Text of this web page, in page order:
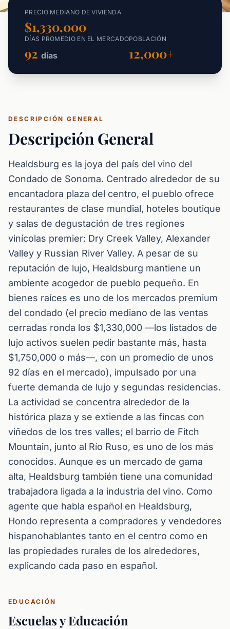
PRECIO MEDIANO DE VIVIENDA
$1,330,000
DÍAS PROMEDIO EN EL MERCADO
92 días
POBLACIÓN
12,000+
DESCRIPCIÓN GENERAL
Descripción General
Healdsburg es la joya del país del vino del
Condado de Sonoma. Centrado alrededor de su
encantadora plaza del centro, el pueblo ofrece
restaurantes de clase mundial, hoteles boutique
y salas de degustación de tres regiones
vinícolas premier: Dry Creek Valley, Alexander
Valley y Russian River Valley. A pesar de su
reputación de lujo, Healdsburg mantiene un
ambiente acogedor de pueblo pequeño. En
bienes raíces es uno de los mercados premium
del condado (el precio mediano de las ventas
cerradas ronda los $1,330,000 —los listados de
lujo activos suelen pedir bastante más, hasta
$1,750,000 o más—, con un promedio de unos
92 días en el mercado), impulsado por una
fuerte demanda de lujo y segundas residencias.
La actividad se concentra alrededor de la
histórica plaza y se extiende a las fincas con
viñedos de los tres valles; el barrio de Fitch
Mountain, junto al Río Ruso, es uno de los más
conocidos. Aunque es un mercado de gama
alta, Healdsburg también tiene una comunidad
trabajadora ligada a la industria del vino. Como
agente que habla español en Healdsburg,
Hondo representa a compradores y vendedores
hispanohablantes tanto en el centro como en
las propiedades rurales de los alrededores,
explicando cada paso en español.
EDUCACIÓN
Escuelas y Educación